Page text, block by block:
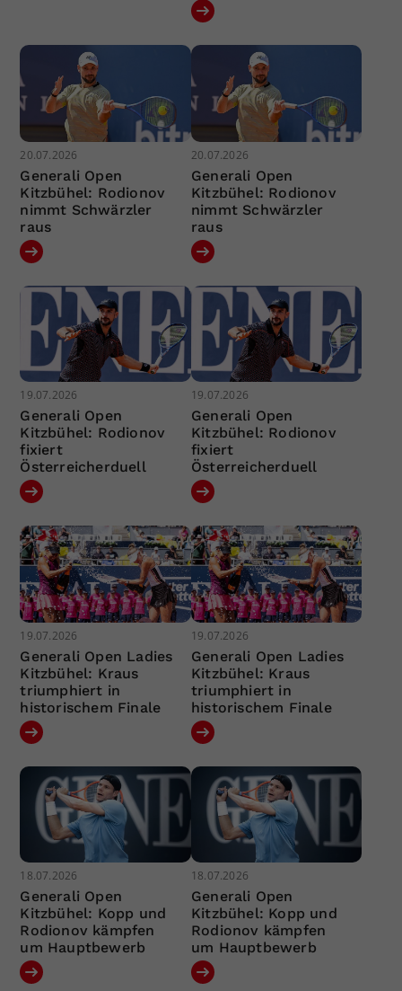
20.07.2026
Generali Open
Kitzbühel: Rodionov
nimmt Schwärzler
raus
20.07.2026
Generali Open
Kitzbühel: Rodionov
nimmt Schwärzler
raus
19.07.2026
Generali Open
Kitzbühel: Rodionov
fixiert
Österreicherduell
19.07.2026
Generali Open
Kitzbühel: Rodionov
fixiert
Österreicherduell
19.07.2026
Generali Open Ladies
Kitzbühel: Kraus
triumphiert in
historischem Finale
19.07.2026
Generali Open Ladies
Kitzbühel: Kraus
triumphiert in
historischem Finale
18.07.2026
Generali Open
Kitzbühel: Kopp und
Rodionov kämpfen
um Hauptbewerb
18.07.2026
Generali Open
Kitzbühel: Kopp und
Rodionov kämpfen
um Hauptbewerb